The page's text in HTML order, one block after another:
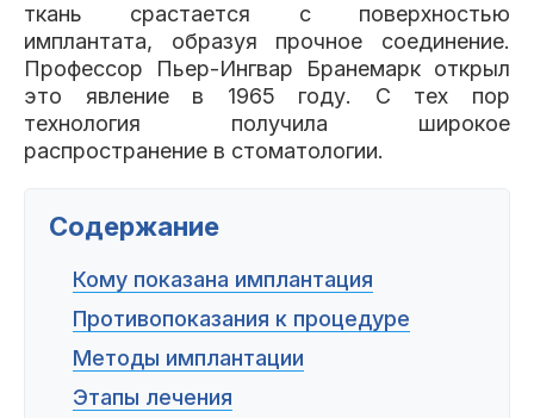
Все услуги (16 категорий)
Пациентам
ткань срастается с поверхностью
имплантата, образуя прочное соединение.
Профессор Пьер-Ингвар Бранемарк открыл
это явление в 1965 году. С тех пор
технология получила широкое
распространение в стоматологии.
Содержание
Кому показана имплантация
Противопоказания к процедуре
Методы имплантации
Этапы лечения